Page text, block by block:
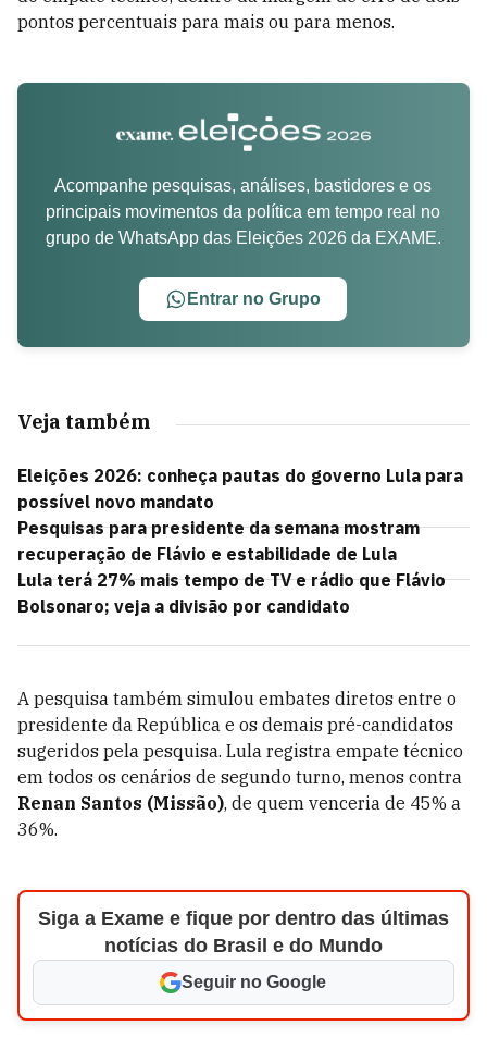
pontos percentuais para mais ou para menos.
Acompanhe pesquisas, análises, bastidores e os
principais movimentos da política em tempo real no
grupo de WhatsApp das Eleições 2026 da EXAME.
Entrar no Grupo
Veja também
Eleições 2026: conheça pautas do governo Lula para
possível novo mandato
Pesquisas para presidente da semana mostram
recuperação de Flávio e estabilidade de Lula
Lula terá 27% mais tempo de TV e rádio que Flávio
Bolsonaro; veja a divisão por candidato
A pesquisa também simulou embates diretos entre o
presidente da República e os demais pré-candidatos
sugeridos pela pesquisa. Lula registra empate técnico
em todos os cenários de segundo turno, menos contra
Renan Santos (Missão), de quem venceria de 45% a
36%.
Siga a Exame e fique por dentro das últimas
notícias do Brasil e do Mundo
Seguir no Google